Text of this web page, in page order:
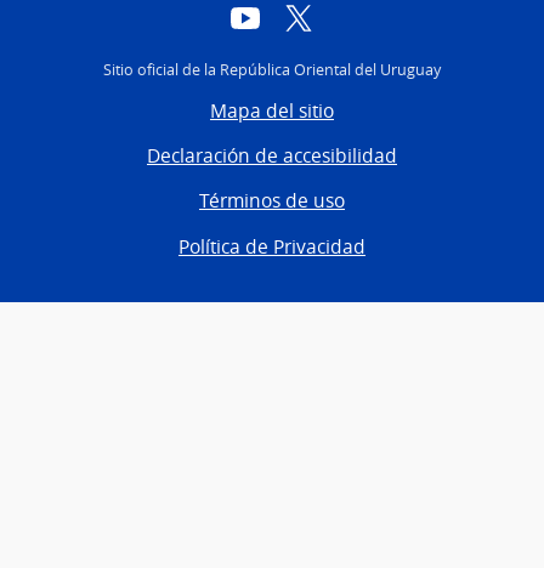
YouTube
Sitio oficial de la República Oriental del Uruguay
Mapa del sitio
Declaración de accesibilidad
Términos de uso
Política de Privacidad